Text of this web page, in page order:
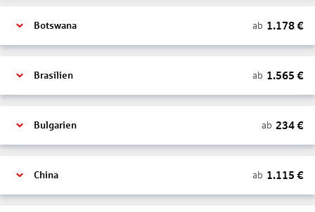
Botswana ab 1.178€
Brasilien ab 1.565 €
Bulgarien ab 234€
China ab 1.115 €